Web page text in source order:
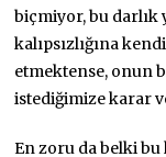
biçmiyor, bu darlık
kalıpsızlığına
etmektense, onun
istediğimize karar
En zoru da belki bu